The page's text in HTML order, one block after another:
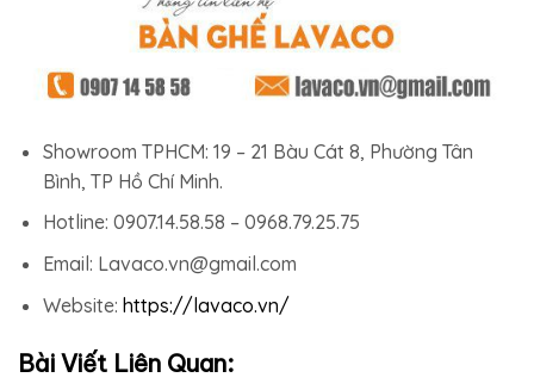
Showroom TPHCM: 19 – 21 Bàu Cát 8, Phường Tân
Bình, TP Hồ Chí Minh.
Hotline: 0907.14.58.58 – 0968.79.25.75
Email: Lavaco.vn@gmail.com
Website: https://lavaco.vn/
Bài Viết Liên Quan: